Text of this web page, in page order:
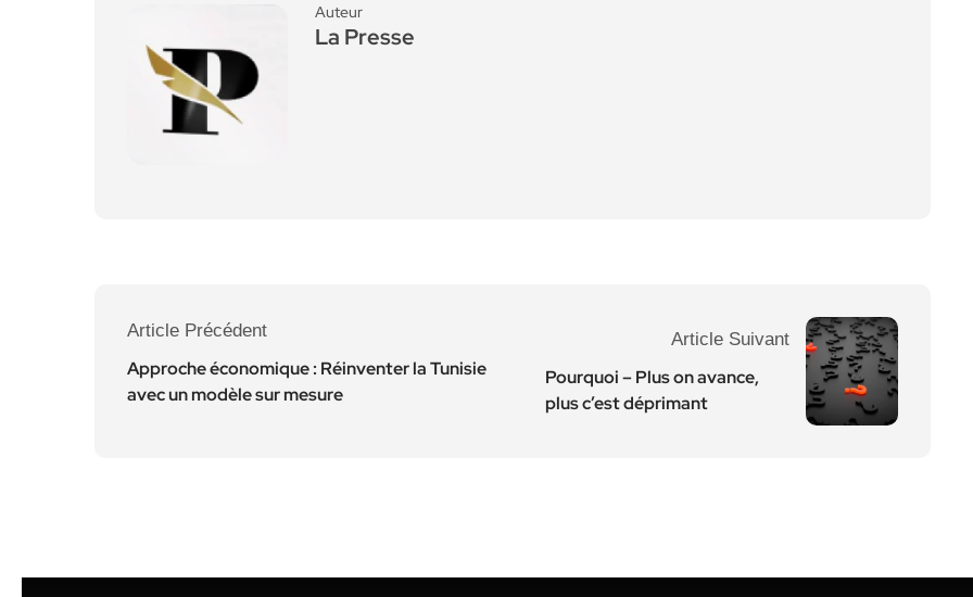
Auteur
La Presse
Article Précédent
Approche économique : Réinventer la Tunisie
avec un modèle sur mesure
Article Suivant
Pourquoi – Plus on avance,
plus c’est déprimant